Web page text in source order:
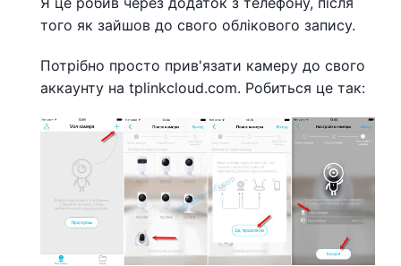
того як зайшов до свого облікового запису.
Потрібно просто прив'язати камеру до свого
аккаунту на tplinkcloud.com. Робиться це так: